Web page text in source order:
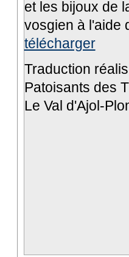
et les bijoux de
vosgien à l'aide
télécharger
Traduction
Patoisants des
Le Val d'Ajol-